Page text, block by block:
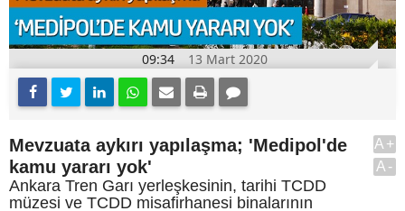
09:34 13 Mart 2020
Mevzuata aykırı yapılaşma; 'Medipol'de
kamu yararı yok'
Ankara Tren Garı yerleşkesinin, tarihi TCDD
müzesi ve TCDD misafirhanesi binalarının
A+
A-